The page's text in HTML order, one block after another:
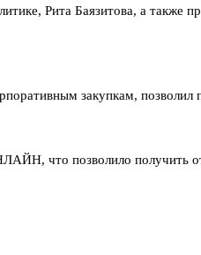
Рита Баязитова, а также
закупкам,
что позволило получить